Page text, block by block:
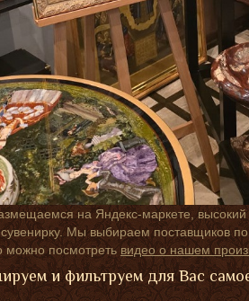
на Яндекс-маркете,
Мы выбираем поставщиков
можно посмотретьвидео о нашем
и фильтруем для Вас